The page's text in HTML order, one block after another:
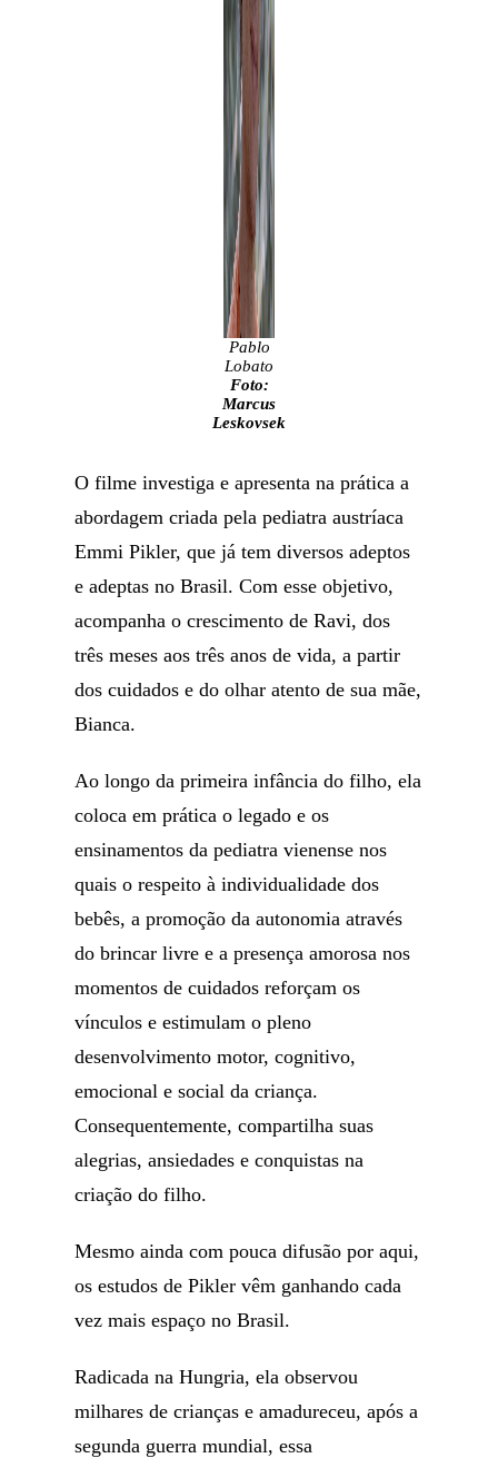
Pablo
Lobato
Foto:
Marcus
Leskovsek
O filme investiga e apresenta na prática a
abordagem criada pela pediatra austríaca
Emmi Pikler, que já tem diversos adeptos
e adeptas no Brasil. Com esse objetivo,
acompanha o crescimento de Ravi, dos
três meses aos três anos de vida, a partir
dos cuidados e do olhar atento de sua mãe,
Bianca.
Ao longo da primeira infância do filho, ela
coloca em prática o legado e os
ensinamentos da pediatra vienense nos
quais o respeito à individualidade dos
bebês, a promoção da autonomia através
do brincar livre e a presença amorosa nos
momentos de cuidados reforçam os
vínculos e estimulam o pleno
desenvolvimento motor, cognitivo,
emocional e social da criança.
Consequentemente, compartilha suas
alegrias, ansiedades e conquistas na
criação do filho.
Mesmo ainda com pouca difusão por aqui,
os estudos de Pikler vêm ganhando cada
vez mais espaço no Brasil.
Radicada na Hungria, ela observou
milhares de crianças e amadureceu, após a
segunda guerra mundial, essa